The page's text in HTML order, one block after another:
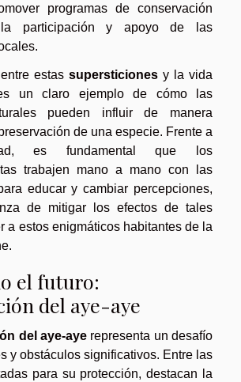
programas de conservación
participación y apoyo de las
estas supersticiones y la vida
un claro ejemplo de cómo las
pueden influir de manera
de una especie. Frente a
es fundamental que los
trabajen mano a mano con las
educar y cambiar percepciones,
de mitigar los efectos de tales
a estos enigmáticos habitantes de la
el futuro:
del aye-aye
del aye-aye representa un desafío
y obstáculos significativos. Entre las
para su protección, destacan la